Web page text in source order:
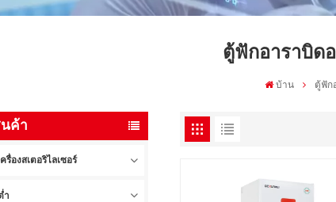
ตู้ฟักอาราบิด
บ้าน ตู้ฟัก
ค้า
รื่องสเตอริไลเซอร์
ำ